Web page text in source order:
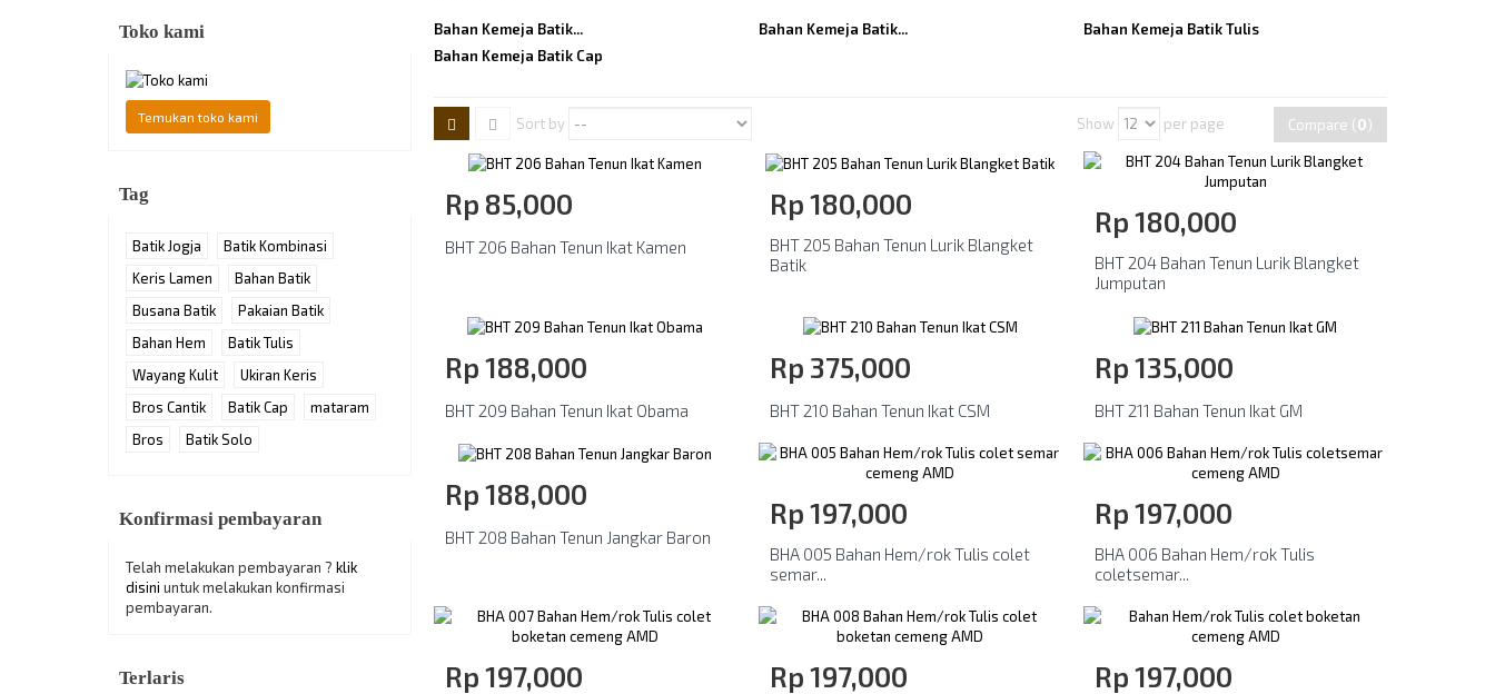
Toko kami
Temukan toko kami
Tag
Batik Jogja
Batik Kombinasi
Keris Lamen
Bahan Batik
Busana Batik
Pakaian Batik
Bahan Hem
Batik Tulis
Wayang Kulit
Ukiran Keris
Bros Cantik
Batik Cap
mataram
Bros
Batik Solo
Konfirmasi pembayaran
Telah melakukan pembayaran ? klik
disini untuk melakukan konfirmasi
pembayaran.
Terlaris
Bahan Kemeja Batik... Bahan Kemeja Batik...
Bahan Kemeja Batik Tulis
Bahan Kemeja Batik Cap
Sort by Show per page Compare (0)
Rp‎ 85,000
BHT 206 Bahan Tenun Ikat Kamen
Rp‎ 180,000
BHT 205 Bahan Tenun Lurik Blangket
Batik
Rp‎ 180,000
BHT 204 Bahan Tenun Lurik Blangket
Jumputan
Rp‎ 188,000
BHT 209 Bahan Tenun Ikat Obama
Rp‎ 375,000
BHT 210 Bahan Tenun Ikat CSM
Rp‎ 135,000
BHT 211 Bahan Tenun Ikat GM
Rp‎ 188,000
BHT 208 Bahan Tenun Jangkar Baron
Rp‎ 197,000
BHA 005 Bahan Hem/rok Tulis colet
semar...
Rp‎ 197,000
BHA 006 Bahan Hem/rok Tulis
coletsemar...
Rp‎ 197,000 Rp‎ 197,000 Rp‎ 197,000